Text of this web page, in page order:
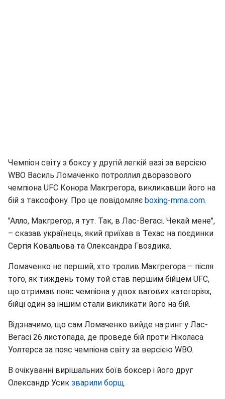
Чемпіон світу з боксу у другій легкій вазі за версією
WBO Василь Ломаченко потроллил дворазового
чемпіона UFC Конора Макгрегора, викликавши його на
бій з таксофону. Про це повідомляє boxing-mma.com.
"Алло, Макгрегор, я тут. Так, в Лас-Вегасі. Чекай мене",
– сказав українець, який приїхав в Техас на поєдинки
Сергія Ковальова та Олександра Гвоздика.
Ломаченко не перший, хто тролив Макгрегора – після
того, як тиждень тому той став першим бійцем UFC,
що отримав пояс чемпіона у двох вагових категоріях,
бійці один за іншим стали викликати його на бій.
Відзначимо, що сам Ломаченко вийде на ринг у Лас-
Вегасі 26 листопада, де проведе бій проти Ніколаса
Уолтерса за пояс чемпіона світу за версією WBO.
В очікуванні вирішальних боїв боксер і його друг
Олександр Усик зварили борщ.